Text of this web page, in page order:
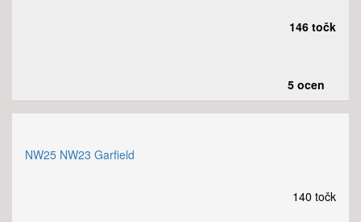
146 točk
5 ocen
NW25 NW23 Garfield
140 točk